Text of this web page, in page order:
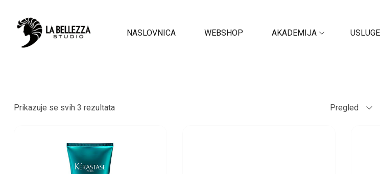
NASLOVNICA WEBSHOP AKADEMIJA USLUGE
Prikazuje se svih 3 rezultata Pregled